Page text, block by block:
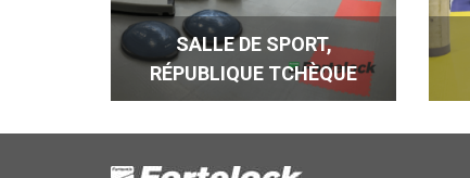
SALLE DE SPORT,
RÉPUBLIQUE TCHÈQUE